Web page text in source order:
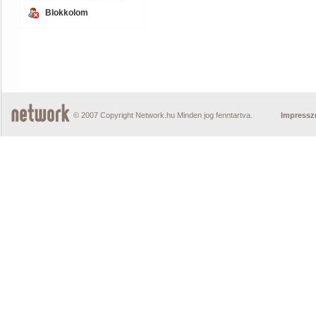
Blokkolom
© 2007 Copyright Network.hu Minden jog fenntartva.